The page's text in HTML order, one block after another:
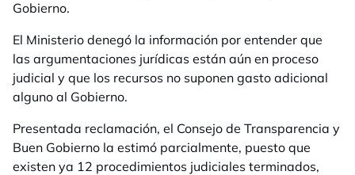
Gobierno.
El Ministerio denegó la información por entender que
las argumentaciones jurídicas están aún en proceso
judicial y que los recursos no suponen gasto adicional
alguno al Gobierno.
Presentada reclamación, el Consejo de Transparencia y
Buen Gobierno la estimó parcialmente, puesto que
existen ya 12 procedimientos judiciales terminados,